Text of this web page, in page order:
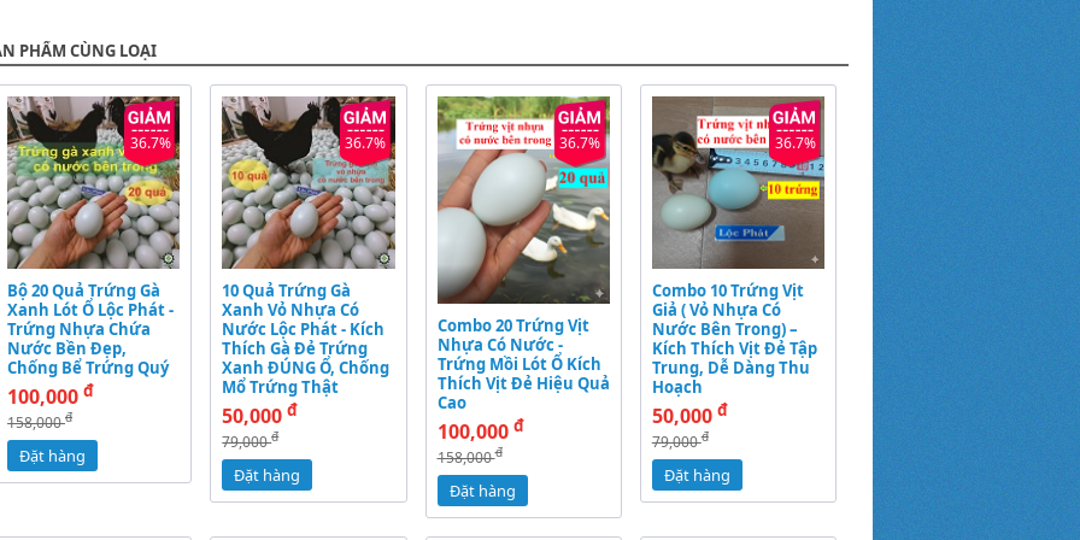
PHẨM CÙNG LOẠI
36.7%
Bộ 20 Quả Trứng Gà
Xanh Lót Ổ Lộc Phát -
Trứng Nhựa Chứa
Nước Bền Đẹp,
Chống Bể Trứng Quý
100,000 đ
158,000đ
Đặt hàng
36.7%
10 Quả Trứng Gà
Xanh Vỏ Nhựa Có
Nước Lộc Phát - Kích
Thích Gà Đẻ Trứng
Xanh ĐÚNG Ổ, Chống
Mổ Trứng Thật
50,000đ
79,000đ
Đặt hàng
36.7%
Combo 20 Trứng Vịt
Nhựa Có Nước -
Trứng Mồi Lót Ổ Kích
Thích Vịt Đẻ Hiệu Quả
Cao
100,000 đ
158,000đ
Đặt hàng
36.7%
Combo 10 Trứng Vịt
Giả ( Vỏ Nhựa Có
Nước Bên Trong) –
Kích Thích Vịt Đẻ Tập
Trung, Dễ Dàng Thu
Hoạch
50,000 đ
79,000đ
Đặt hàng